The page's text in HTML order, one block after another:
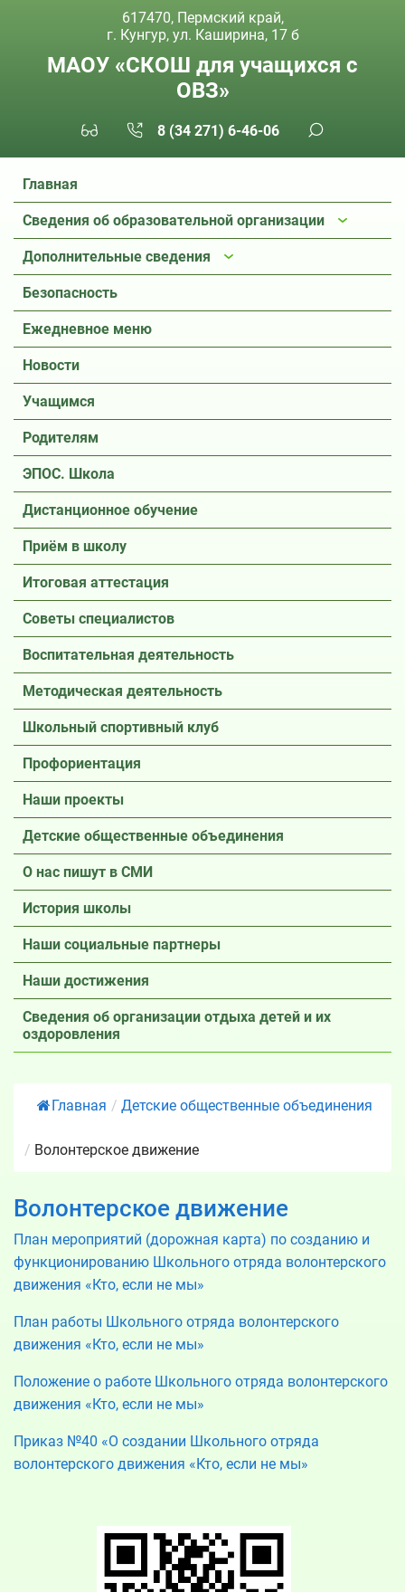
617470, Пермский край,
г. Кунгур, ул. Каширина, 17 б
МАОУ «СКОШ для учащихся с
ОВЗ»
8 (34 271) 6-46-06
Главная
Сведения об образовательной организации
Дополнительные сведения
Безопасность
Ежедневное меню
Новости
Учащимся
Родителям
ЭПОС. Школа
Дистанционное обучение
Приём в школу
Итоговая аттестация
Советы специалистов
Воспитательная деятельность
Методическая деятельность
Школьный спортивный клуб
Профориентация
Наши проекты
Детские общественные объединения
О нас пишут в СМИ
История школы
Наши социальные партнеры
Наши достижения
Сведения об организации отдыха детей и их
оздоровления
Главная / Детские общественные объединения
/ Волонтерское движение
Волонтерское движение
План мероприятий (дорожная карта) по созданию и
функционированию Школьного отряда волонтерского
движения «Кто, если не мы»
План работы Школьного отряда волонтерского
движения «Кто, если не мы»
Положение о работе Школьного отряда волонтерского
движения «Кто, если не мы»
Приказ №40 «О создании Школьного отряда
волонтерского движения «Кто, если не мы»